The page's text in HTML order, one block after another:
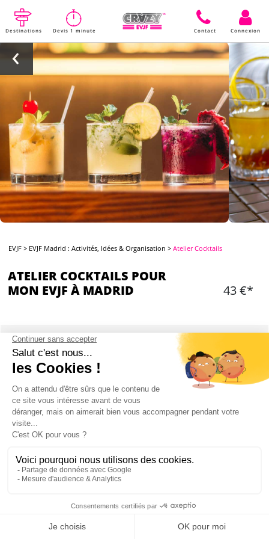
Destinations Devis 1 minute Contact Connexion
EVJF > EVJF Madrid : Activités, Idées & Organisation >Atelier Cocktails
ATELIER COCKTAILS POUR
MON EVJF À MADRID
43 €*
CONTENU
90min d’activité dans le centre de Madrid
Fabrication et dégustation de 3 cocktails
moment de la réservation): Cocktails Tiki, Gin
Tonic ou Cocktails Classiques
Min 10 participants
Mon EVJF à Madrid